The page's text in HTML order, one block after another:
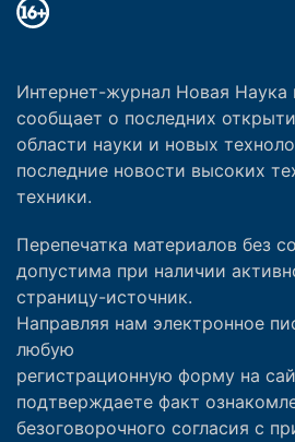
Интернет-журнал Новая
сообщает о последних
области науки и новых
последние новости высоких
техники.
Перепечатка материалов без
допустима при наличии
страницу-источник.
Направляя нам электронное
любую
регистрационную форму на
подтверждаете факт
безоговорочного согласия с